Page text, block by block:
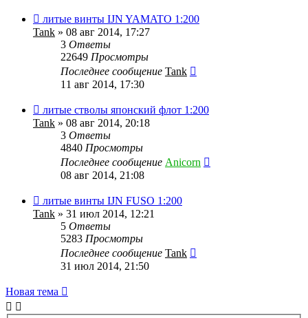
литые винты IJN YAMATO 1:200
Tank » 08 авг 2014, 17:27
3 Ответы
22649 Просмотры
Последнее сообщение Tank
11 авг 2014, 17:30
литые стволы японский флот 1:200
Tank » 08 авг 2014, 20:18
3 Ответы
4840 Просмотры
Последнее сообщение Anicorn
08 авг 2014, 21:08
литые винты IJN FUSO 1:200
Tank » 31 июл 2014, 12:21
5 Ответы
5283 Просмотры
Последнее сообщение Tank
31 июл 2014, 21:50
Новая
тема
Новая тема